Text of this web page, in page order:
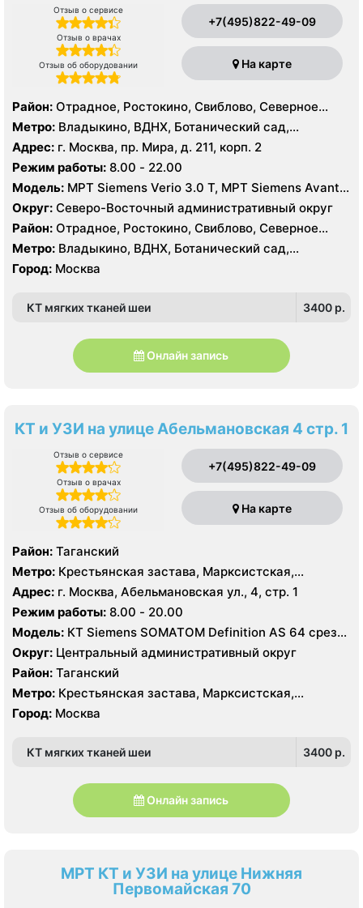
Отзыв о сервисе
Отзыв о врачах
Отзыв об оборудовании
+7(495)822-49-09
На карте
Район: Отрадное, Ростокино, Свиблово, Северное
Медведково, Южное Медведково, Ярославский
Метро: Владыкино, ВДНХ, Ботанический сад,
Белокаменная , Бабушкинская, Отрадное, Ростокино,
Свиблово
Адрес: г. Москва, пр. Мира, д. 211, корп. 2
Режим работы: 8.00 - 22.00
Модель: МРТ Siemens Verio 3.0 Т, МРТ Siemens Avanta
1.5 Т, КТ Siemens Somatom Definition 256 срезов, УЗИ
Esaote MyLab 70
Округ: Северо-Восточный административный округ
Район: Отрадное, Ростокино, Свиблово, Северное
Медведково, Южное Медведково, Ярославский
Метро: Владыкино, ВДНХ, Ботанический сад,
Белокаменная , Бабушкинская, Отрадное, Ростокино,
Свиблово
Город: Москва
КТ мягких тканей шеи 3400 p.
Онлайн запись
КТ и УЗИ на улице Абельмановская 4 стр. 1
Отзыв о сервисе
Отзыв о врачах
Отзыв об оборудовании
+7(495)822-49-09
На карте
Район: Таганский
Метро: Крестьянская застава, Марксистская,
Пролетарская
Адрес: г. Москва, Абельмановская ул., 4, стр. 1
Режим работы: 8.00 - 20.00
Модель: КТ Siemens SOMATOM Definition AS 64 среза,
УЗИ GE Voluson730 Pro, Philips iE33, GE Voluson730
Expert
Округ: Центральный административный округ
Район: Таганский
Метро: Крестьянская застава, Марксистская,
Пролетарская
Город: Москва
КТ мягких тканей шеи 3400 p.
Онлайн запись
МРТ КТ и УЗИ на улице Нижняя
Первомайская 70